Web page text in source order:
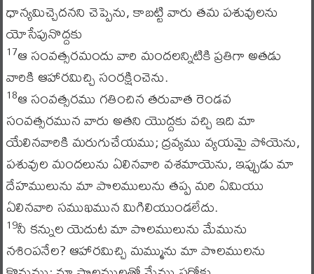
ధాన్యమిచ్చెదనని చెప్పెను, కాబట్టి వారు తమ పశువులను
యోసేపునొద్దకు
17ఆ సంవత్సరమందు వారి మందలన్నిటికి ప్రతిగా అతడు
వారికి ఆహారమిచ్చి సంరక్షించెను.
18ఆ సంవత్సరము గతించిన తరువాత రెండవ
సంవత్సరమున వారు అతని యొద్దకు వచ్చి ఇది మా
యేలినవారికి మరుగుచేయము; ద్రవ్యము వ్యయమై పోయెను,
పశువుల మందలును ఏలినవారి వశమాయెను, ఇప్పుడు మా
దేహములును మా పొలములును తప్ప మరి ఏమియు
ఏలినవారి సముఖమున మిగిలియుండలేదు.
19నీ కన్నుల యెదుట మా పొలములును మేమును
నశింపనేల? ఆహారమిచ్చి మమ్మును మా పొలములను